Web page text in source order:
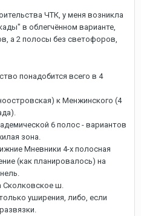
ЧТК, у меня возникла
в облегчённом варианте,
а 2 полосы без светофоров,
понадобится всего в 4
к Менжинского (4
6 полос - вариантов
зона.
Мневники 4-х полосная
(как планировалось) на
Сколковское ш.
уширения, либо, если